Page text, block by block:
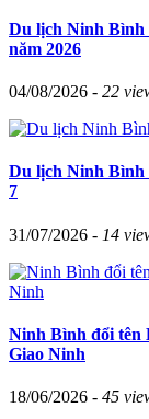
Du lịch Ninh Bình
năm 2026
04/08/2026 - 22
Du lịch Ninh Bình
7
31/07/2026 - 14
Ninh Bình đổi tên
Giao Ninh
18/06/2026 - 45